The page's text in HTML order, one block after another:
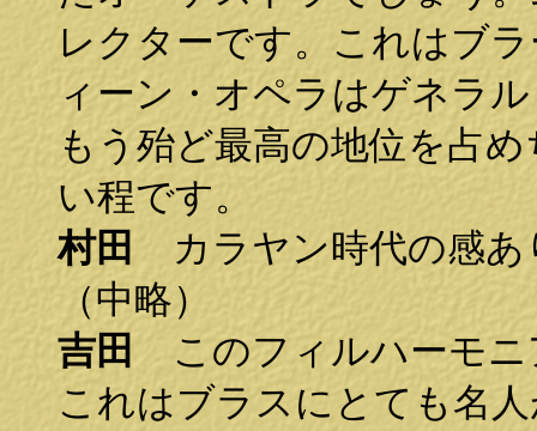
レクターです。これはブ
ィーン・オペラはゲネラ
もう殆ど最高の地位を占
い程です。
村田
カラヤン時代の感あ
（中略）
吉田
このフィルハーモニ
これはブラスにとても名